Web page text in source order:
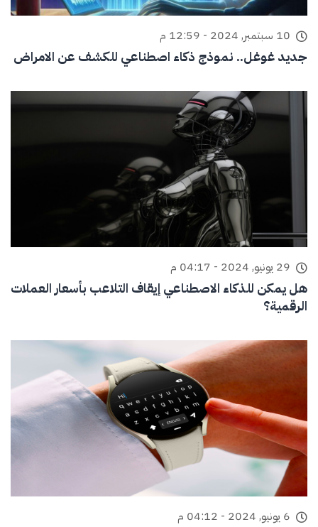
10 سبتمبر, 2024 - 12:59 م
جديد غوغل.. نموذج ذكاء اصطناعي للكشف عن الامراض
29 يونيو, 2024 - 04:17 م
هل يمكن للذكاء الاصطناعي إيقاف التلاعب بأسعار العملات
الرقمية؟
6 يونيو, 2024 - 04:12 م